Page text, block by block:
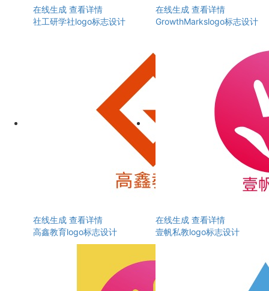
在线生成 查看详情
社工研学社logo标志设计
在线生成 查看详情
GrowthMarkslogo标志设计
在线生成 查看详情
高鑫教育logo标志设计
在线生成 查看详情
壹帆私教logo标志设计